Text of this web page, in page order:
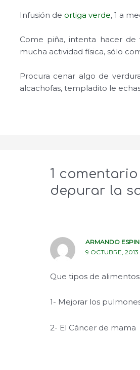
Infusión de ortiga verde, 1 a
Come piña, intenta hacer
mucha actividad física, sólo
Procura cenar algo de
alcachofas, templadito le
1
depurar la
ARMANDO
9 OCTUBRE,
Que tipos de
1- Mejorar los
2- El Cáncer de mama